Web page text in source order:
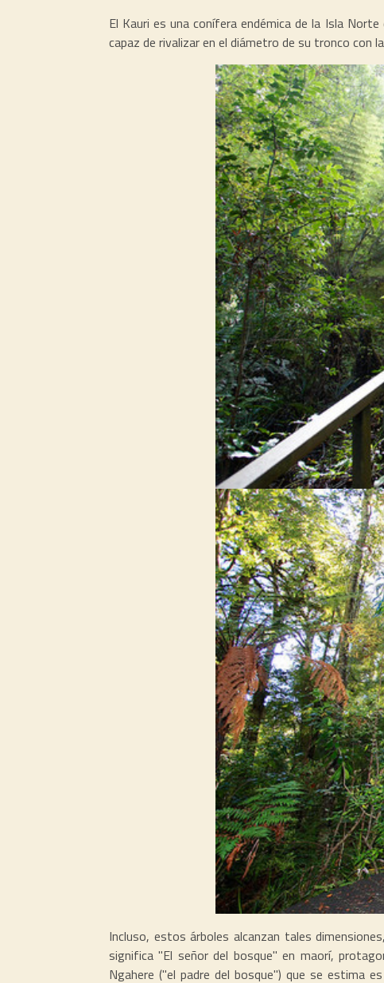
El Kauri es una conífera endémica de la Isla
capaz de rivalizar en el diámetro de su tronco con
Incluso, estos árboles alcanzan tales
significa "El señor del bosque" en maorí,
Ngahere ("el padre del bosque") que se estima